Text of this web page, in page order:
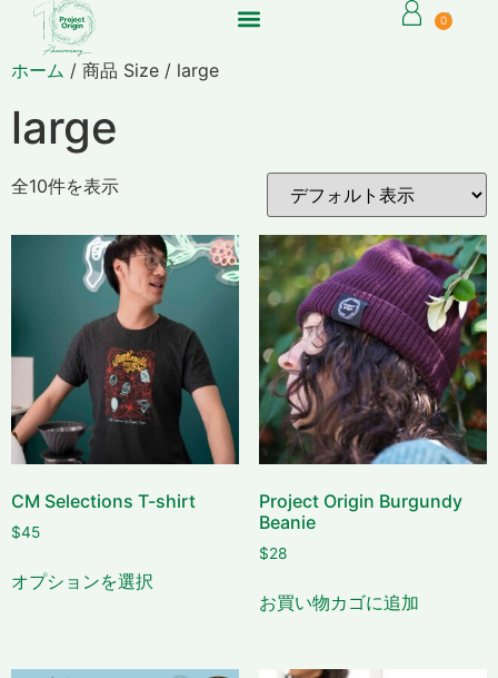
0
ホーム / 商品 Size / large
large
全10件を表示
CM Selections T-shirt
$45
オプションを選択
Project Origin Burgundy
Beanie
$28
お買い物カゴに追加